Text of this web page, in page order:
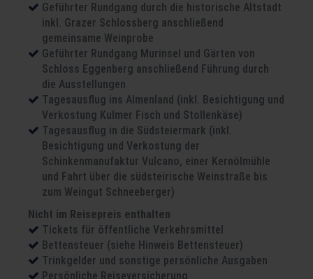
Geführter Rundgang durch die historische Altstadt
inkl. Grazer Schlossberg anschließend
gemeinsame Weinprobe
Geführter Rundgang Murinsel und Gärten von
Schloss Eggenberg anschließend Führung durch
die Ausstellungen
Tagesausflug ins Almenland (inkl. Besichtigung und
Verkostung Kulmer Fisch und Stollenkäse)
Tagesausflug in die Südsteiermark (inkl.
Besichtigung und Verkostung der
Schinkenmanufaktur Vulcano, einer Kernölmühle
und Fahrt über die südsteirische Weinstraße bis
zum Weingut Schneeberger)
Nicht im Reisepreis enthalten
Tickets für öffentliche Verkehrsmittel
Bettensteuer (siehe Hinweis Bettensteuer)
Trinkgelder und sonstige persönliche Ausgaben
Persönliche Reiseversicherung